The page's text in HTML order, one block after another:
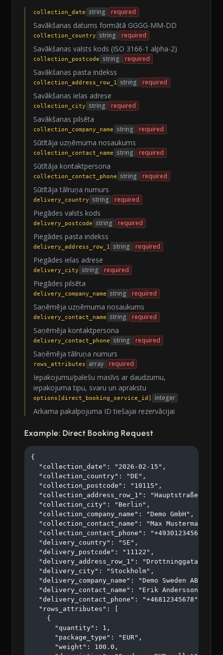
collection_date string required
Savākšanas datums formātā GGGG-MM-DD
collection_country string required
Savākšanas valsts kods (ISO 3166-1 alpha-2)
collection_postcode string required
Savākšanas pasta indekss
collection_address_row_1 string required
Savākšanas ielas adrese
collection_city string required
Savākšanas pilsēta
collection_company_name string required
Sūtītāja uzņēmuma nosaukums
collection_contact_name string required
Sūtītāja kontaktpersona
collection_contact_phone string required
Sūtītāja tālruņa numurs
delivery_country string required
Piegādes valsts kods
delivery_postcode string required
Piegādes pasta indekss
delivery_address_row_1 string required
Piegādes ielas adrese
delivery_city string required
Piegādes pilsēta
delivery_company_name string required
Saņēmēja uzņēmuma nosaukums
delivery_contact_name string required
Saņēmēja kontaktpersona
delivery_contact_phone string required
Saņēmēja tālruņa numurs
rows_attributes array required
Iepakojumu/palešu masīvs ar daudzumu,
iepakojuma tipu, svaru un aprakstu
options[direct_booking_service_id] integer
Arkama pakalpojuma ID tiešajai rezervācijai
Example: Direct Booking Request
{
  "collection_date": "2026-02-15",
  "collection_country": "DE",
  "collection_postcode": "10115",
  "collection_address_row_1": "Hauptstraße 123",
  "collection_city": "Berlin",
  "collection_company_name": "Demo GmbH",
  "collection_contact_name": "Max Mustermann",
  "collection_contact_phone": "+4930123456",
  "delivery_country": "SE",
  "delivery_postcode": "11122",
  "delivery_address_row_1": "Drottninggatan 45",
  "delivery_city": "Stockholm",
  "delivery_company_name": "Demo Sweden AB",
  "delivery_contact_name": "Erik Andersson",
  "delivery_contact_phone": "+46812345678",
  "rows_attributes": [
    {
      "quantity": 1,
      "package_type": "EUR",
      "weight": 100.0,